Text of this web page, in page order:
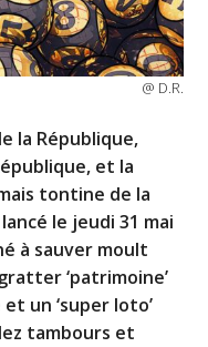
@ D.R.
la République,
et la
tontine de la
le jeudi 31 mai
à sauver moult
‘patrimoine’
un ‘super loto’
tambours et